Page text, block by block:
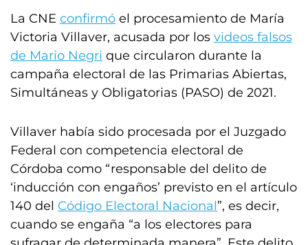
La CNE confirmó el procesamiento de María
Victoria Villaver, acusada por los videos falsos
de Mario Negri que circularon durante la
campaña electoral de las Primarias Abiertas,
Simultáneas y Obligatorias (PASO) de 2021.
Villaver había sido procesada por el Juzgado
Federal con competencia electoral de
Córdoba como “responsable del delito de
‘inducción con engaños’ previsto en el artículo
140 del Código Electoral Nacional”, es decir,
cuando se engaña “a los electores para